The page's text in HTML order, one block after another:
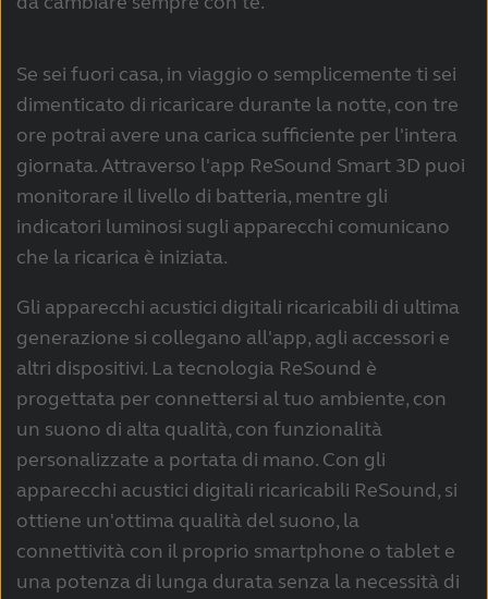
Se sei fuori casa, in viaggio o semplicemente ti sei
dimenticato di ricaricare durante la notte, con tre
ore potrai avere una carica sufficiente per l'intera
giornata. Attraverso l'app ReSound Smart 3D puoi
monitorare il livello di batteria, mentre gli
indicatori luminosi sugli apparecchi comunicano
che la ricarica è iniziata.
Gli apparecchi acustici digitali ricaricabili di ultima
generazione si collegano all'app, agli accessori e
altri dispositivi. La tecnologia ReSound è
progettata per connettersi al tuo ambiente, con
un suono di alta qualità, con funzionalità
personalizzate a portata di mano. Con gli
apparecchi acustici digitali ricaricabili ReSound, si
ottiene un'ottima qualità del suono, la
connettività con il proprio smartphone o tablet e
una potenza di lunga durata senza la necessità di